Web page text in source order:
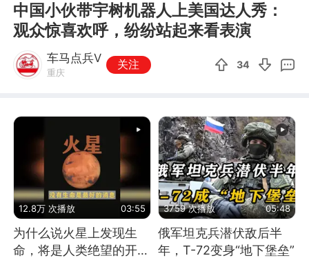
中国小伙带宇树机器人上美国达人秀：
观众惊喜欢呼，纷纷站起来看表演
车马点兵V
重庆
关注 34
12.8万 次播放 03:55
为什么说火星上发现生
命，将是人类绝望的开
3759 次播放 05:48
俄军坦克兵潜伏敌后半
年，T-72变身“地下堡垒”